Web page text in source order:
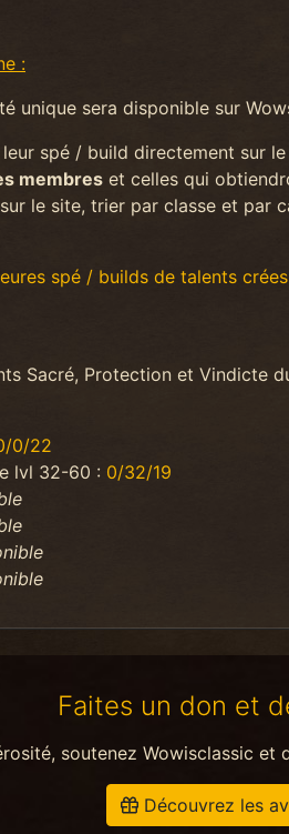
:
unique sera disponible sur
spé / build directement sur le
membres et celles qui
le site, trier par classe et par
spé / builds de talents
Sacré, Protection et Vindicte
0/22
lvl 32-60 : 0/32/19
Faites un don et
soutenez Wowisclassic et
Découvrez les